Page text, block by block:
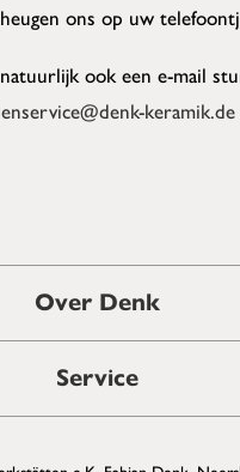
ons op uw
ook een e-mail
keramik.de
Over Denk
Service